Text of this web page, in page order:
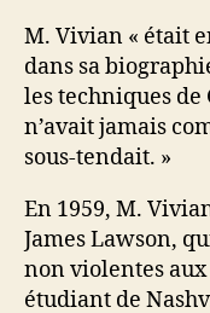
M. Vivian « était
dans sa
les techniques de
n’avait jamais
sous-tendait. »
En 1959, M.
James Lawson,
non violentes
étudiant de